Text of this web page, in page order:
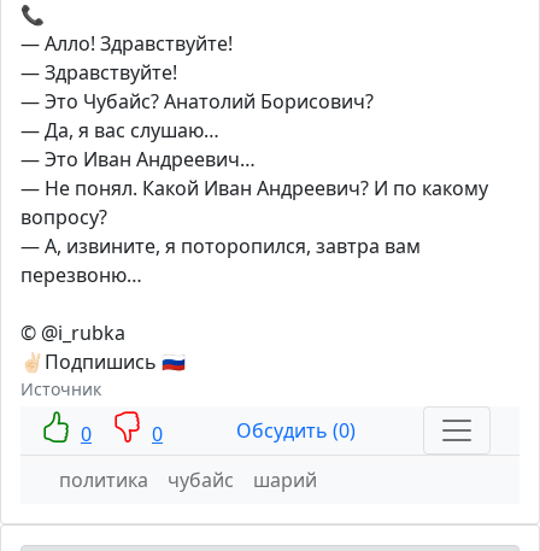
📞
— Алло! Здравствуйте!
— Здравствуйте!
— Это Чубайс? Анатолий Борисович?
— Да, я вас слушаю…
— Это Иван Андреевич…
— Не понял. Какой Иван Андреевич? И по какому
вопросу?
— А, извините, я поторопился, завтра вам
перезвоню…
© @i_rubka
✌🏻Подпишись 🇷🇺
Источник
0 0
Обсудить (0)
политика
чубайс шарий